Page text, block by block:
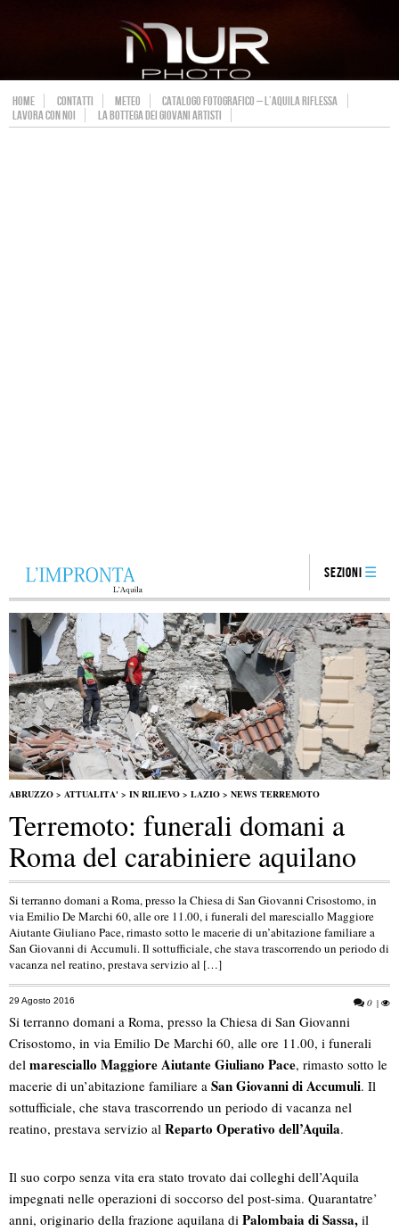
HOME CONTATTI METEO
CATALOGO FOTOGRAFICO – L’AQUILA RIFLESSA
LAVORA CON NOI
LA BOTTEGA DEI GIOVANI ARTISTI
Sezioni
ABRUZZO > ATTUALITA' > IN RILIEVO > LAZIO > NEWS TERREMOTO
Terremoto: funerali domani a
Roma del carabiniere aquilano
Si terranno domani a Roma, presso la Chiesa di San Giovanni Crisostomo, in
via Emilio De Marchi 60, alle ore 11.00, i funerali del maresciallo Maggiore
Aiutante Giuliano Pace, rimasto sotto le macerie di un’abitazione familiare a
San Giovanni di Accumuli. Il sottufficiale, che stava trascorrendo un periodo di
vacanza nel reatino, prestava servizio al […]
29 Agosto 2016 0 |
Si terranno domani a Roma, presso la Chiesa di San Giovanni
Crisostomo, in via Emilio De Marchi 60, alle ore 11.00, i funerali
del maresciallo Maggiore Aiutante Giuliano Pace, rimasto sotto le
macerie di un’abitazione familiare a San Giovanni di Accumuli. Il
sottufficiale, che stava trascorrendo un periodo di vacanza nel
reatino, prestava servizio al Reparto Operativo dell’Aquila.
Il suo corpo senza vita era stato trovato dai colleghi dell’Aquila
impegnati nelle operazioni di soccorso del post-sima. Quarantatre’
anni, originario della frazione aquilana di Palombaia di Sassa, il